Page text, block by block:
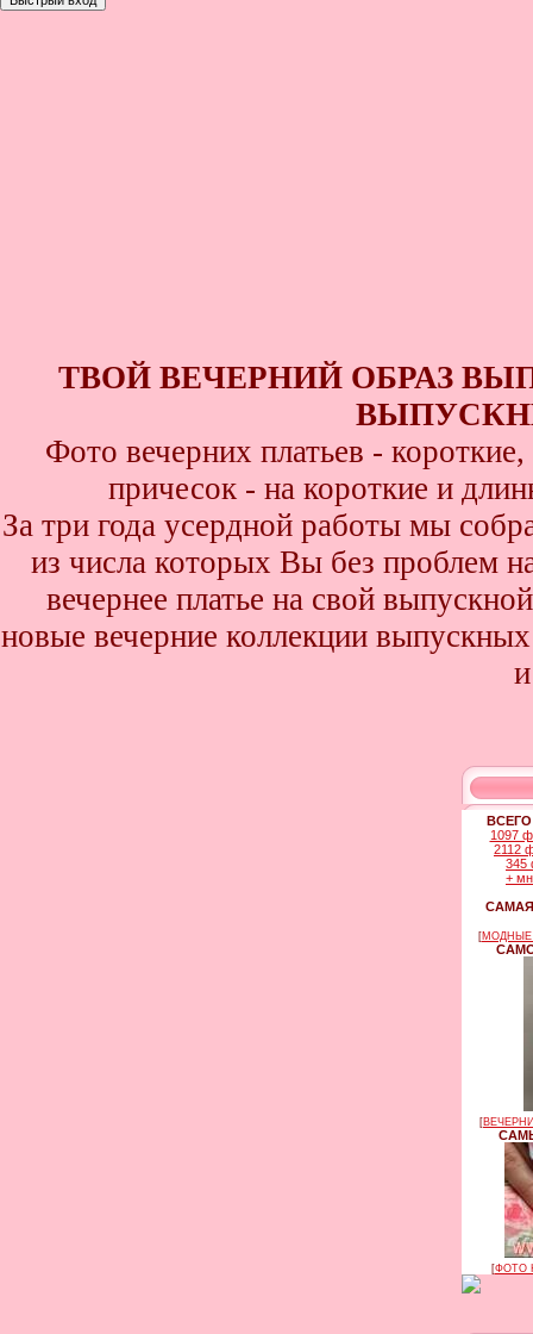
ТВОЙ ВЕЧЕРНИЙ ОБРАЗ
Фото вечерних платьев -
причесок - на короткие и
За три года усердной работы мы
из числа которых Вы без проблем
вечернее платье на свой
новые вечерние коллекции
1097
2112
345
+
[МОДНЫЕ
[
[ФОТО